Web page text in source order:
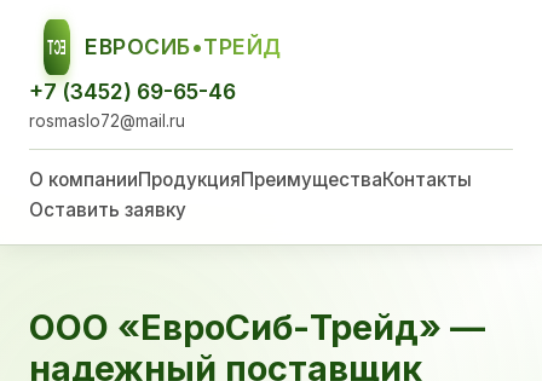
ЕСТ
ЕВРОСИБ•ТРЕЙД
+7 (3452) 69-65-46
rosmaslo72@mail.ru
О компанииПродукцияПреимуществаКонтакты
Оставить заявку
ООО «ЕвроСиб-Трейд» —
надежный поставщик